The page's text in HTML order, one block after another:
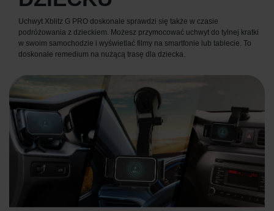
Uchwyt Xblitz G PRO doskonale sprawdzi się także w czasie
podróżowania z dzieckiem. Możesz przymocować uchwyt do tylnej kratki
w swoim samochodzie i wyświetlać filmy na smartfonie lub tablecie. To
doskonałe remedium na nużącą trasę dla dziecka.